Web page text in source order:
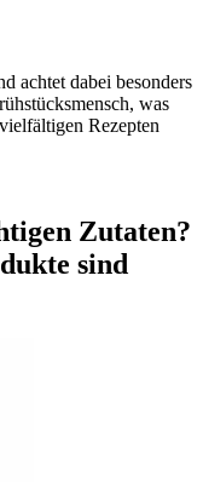
achtet dabei besonders
was
Rezepten
Zutaten?
sind